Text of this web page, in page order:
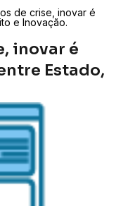
de crise, inovar é
e Inovação.
inovar é
Estado,